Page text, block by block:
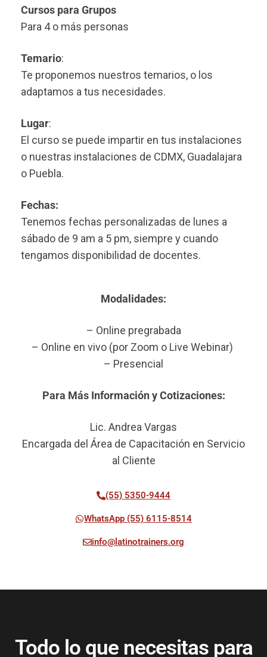
Cursos para Grupos
Para 4 o más personas
Temario:
Te proponemos nuestros temarios, o los
adaptamos a tus necesidades.
Lugar:
El curso se puede impartir en tus instalaciones
o nuestras instalaciones de CDMX, Guadalajara
o Puebla.
Fechas:
Tenemos fechas personalizadas de lunes a
sábado de 9 am a 5 pm, siempre y cuando
tengamos disponibilidad de docentes.
Modalidades:
– Online pregrabada
– Online en vivo (por Zoom o Live Webinar)
– Presencial
Para Más Información y Cotizaciones:
Lic. Andrea Vargas
Encargada del Área de Capacitación en Servicio
al Cliente
(55) 5350-9444
WhatsApp (55) 6115-8514
info@latinotrainers.org
Todo lo que necesitas para